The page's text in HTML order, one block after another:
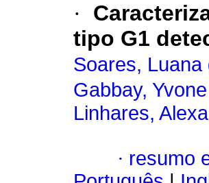
·
tipo G1
Soares, Luana
Gabbay,
Linhares,
· resumo